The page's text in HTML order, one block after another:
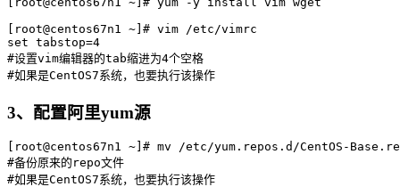
[root@centos67n1 ~]# vim /etc/vimrc
set tabstop=4
#设置vim编辑器的tab缩进为4个空格
3、配置阿里yum源
[root@centos67n1 ~]# mv /etc/yum.repos.d/CentOS-
#备份原来的repo文件
#如果是CentOS7系统，也要执行该操作